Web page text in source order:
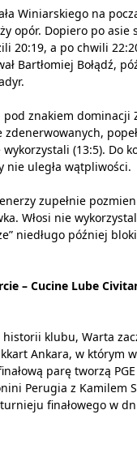
Winiarskiego na
opór. Dopiero po asie
20:19, a po chwili
Bartłomiej Bołądź,
pod znakiem dominacji
(13:5). Do
nie uległa wątpliwości.
zupełnie
Włosi nie
niedługo później
– Cucine Lube
klubu, Warta
Ankara, w którym
parę tworzą
Perugia z Kamilem
finałowego w